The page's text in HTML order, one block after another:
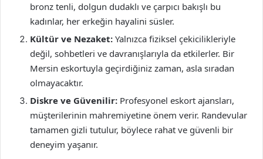
bronz tenli, dolgun dudaklı ve çarpıcı bakışlı bu
kadınlar, her erkeğin hayalini süsler.
Kültür ve Nezaket: Yalnızca fiziksel çekicilikleriyle
değil, sohbetleri ve davranışlarıyla da etkilerler. Bir
Mersin eskortuyla geçirdiğiniz zaman, asla sıradan
olmayacaktır.
Diskre ve Güvenilir: Profesyonel eskort ajansları,
müşterilerinin mahremiyetine önem verir. Randevular
tamamen gizli tutulur, böylece rahat ve güvenli bir
deneyim yaşanır.